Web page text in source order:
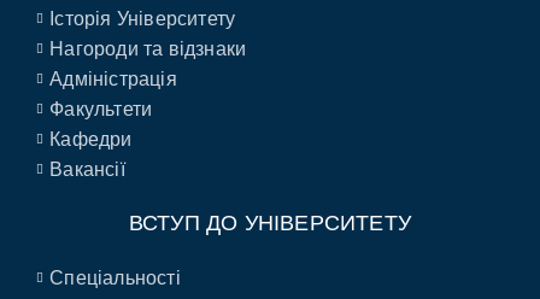
Історія Університету
Нагороди та відзнаки
Адміністрація
Факультети
Кафедри
Вакансії
ВСТУП ДО УНІВЕРСИТЕТУ
Спеціальності